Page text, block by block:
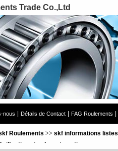
Trade Co.,Ltd
nous Détails de Contact FAG Roulements
Roulements >> skf informations listes
simple, automatique